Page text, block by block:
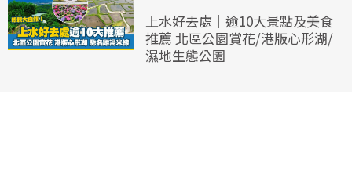
上水好去處｜逾10大景點及美食
推薦 北區公園賞花/港版心形湖/
濕地生態公園